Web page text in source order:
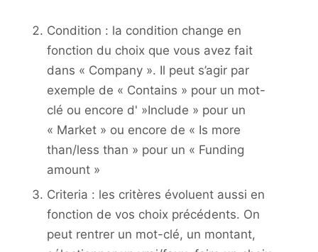
Condition : la condition change en
fonction du choix que vous avez fait
dans « Company ». Il peut s’agir par
exemple de « Contains » pour un mot-
clé ou encore d' »Include » pour un
« Market » ou encore de « Is more
than/less than » pour un « Funding
amount »
Criteria : les critères évoluent aussi en
fonction de vos choix précédents. On
peut rentrer un mot-clé, un montant,